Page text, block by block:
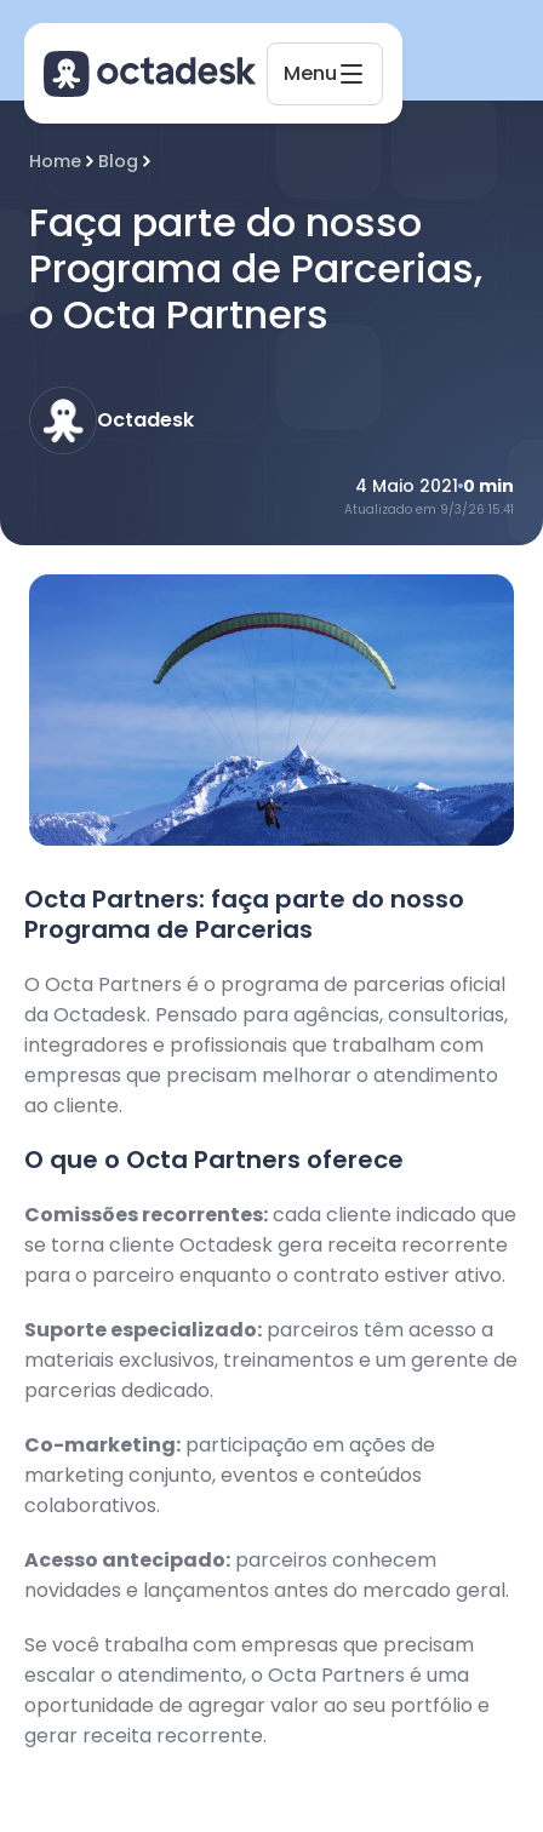
Menu
Home Blog
Faça parte do nosso
Programa de Parcerias,
o Octa Partners
Octadesk
4 Maio 2021 0 min
Atualizado em 9/3/26 15:41
Octa Partners: faça parte do nosso
Programa de Parcerias
O Octa Partners é o programa de parcerias oficial
da Octadesk. Pensado para agências, consultorias,
integradores e profissionais que trabalham com
empresas que precisam melhorar o atendimento
ao cliente.
O que o Octa Partners oferece
Comissões recorrentes:cada cliente indicado que
se torna cliente Octadesk gera receita recorrente
para o parceiro enquanto o contrato estiver ativo.
Suporte especializado: parceiros têm acesso a
materiais exclusivos, treinamentos e um gerente de
parcerias dedicado.
Co-marketing: participação em ações de
marketing conjunto, eventos e conteúdos
colaborativos.
Acesso antecipado: parceiros conhecem
novidades e lançamentos antes do mercado geral.
Se você trabalha com empresas que precisam
escalar o atendimento, o Octa Partners é uma
oportunidade de agregar valor ao seu portfólio e
gerar receita recorrente.
Online agora